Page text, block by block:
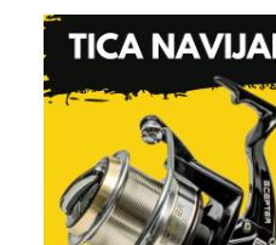
AKCIA 1+1
AKCIOVÝ CAMPING
PRÚTY
KAPROVÉ PRÚTY